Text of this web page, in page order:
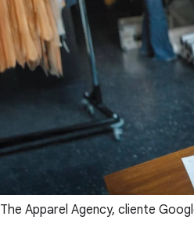
The Apparel Agency, cliente